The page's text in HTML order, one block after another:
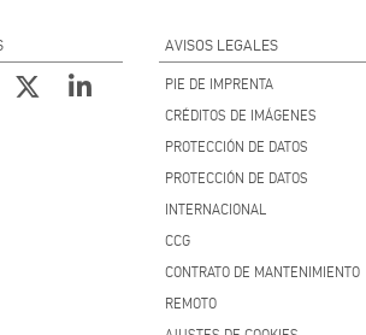
AVISOS LEGALES
PIE DE IMPRENTA
CRÉDITOS DE IMÁGENES
PROTECCIÓN DE DATOS
PROTECCIÓN DE DATOS
INTERNACIONAL
CCG
CONTRATO DE MANTENIMIENTO
REMOTO